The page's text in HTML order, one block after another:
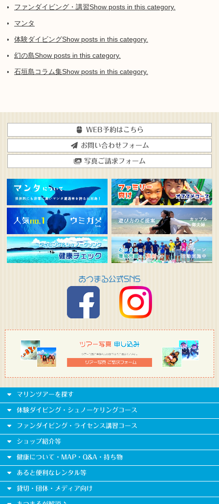
ファンダイビング・講習Show posts in this category.
マンタ
体験ダイビングShow posts in this category.
幻の島Show posts in this category.
石垣島コラム集Show posts in this category.
WEB予約はこちら
お問い合わせフォーム
写真ご請求フォーム
マリンツアーを探す
体験ダイビング・シュノーケリングコース
ファンダイビング・ライセンス講習コース
ショップ紹介等
健康について・MAP・Q&A・持ち物
あると便利なレンタル等
貸切・団体・メディア向け